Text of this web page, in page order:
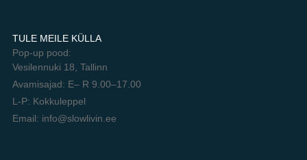
TULE MEILE KÜLLA
Pop-up pood:
Vesilennuki 18, Tallinn
Avamisajad: E– R 9.00–17.00
L-P: Kokkuleppel
Email: info@slowlivin.ee